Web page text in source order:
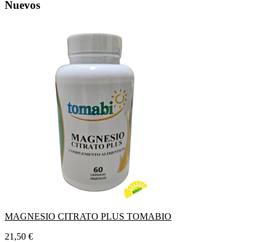
Nuevos
MAGNESIO CITRATO PLUS TOMABIO
Precio
21,50 €